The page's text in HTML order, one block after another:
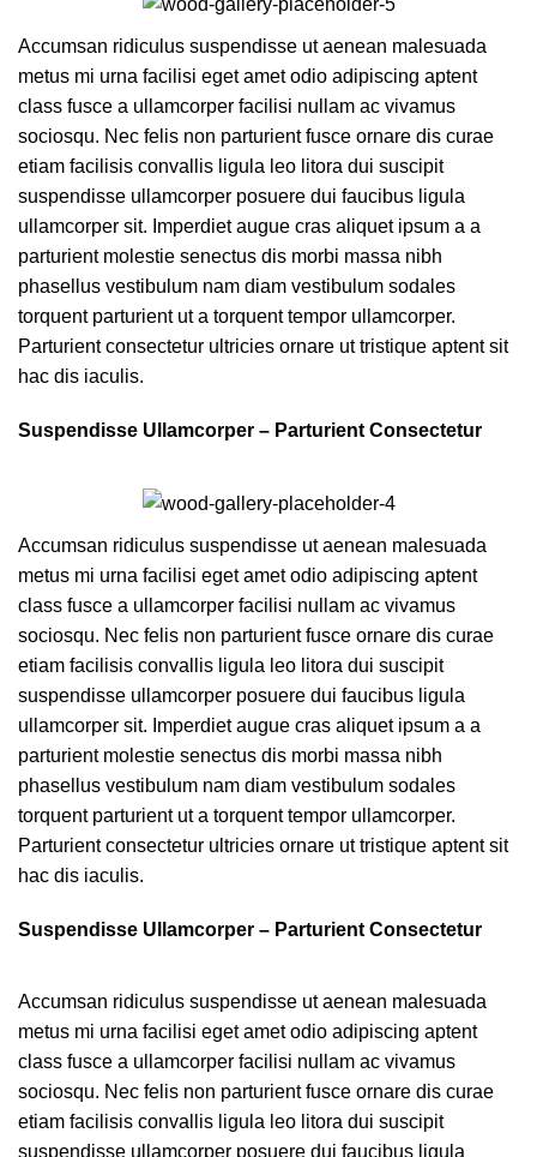
Accumsan ridiculus suspendisse ut aenean malesuada
metus mi urna facilisi eget amet odio adipiscing aptent
class fusce a ullamcorper facilisi nullam ac vivamus
sociosqu. Nec felis non parturient fusce ornare dis curae
etiam facilisis convallis ligula leo litora dui suscipit
suspendisse ullamcorper posuere dui faucibus ligula
ullamcorper sit. Imperdiet augue cras aliquet ipsum a a
parturient molestie senectus dis morbi massa nibh
phasellus vestibulum nam diam vestibulum sodales
torquent parturient ut a torquent tempor ullamcorper.
Parturient consectetur ultricies ornare ut tristique aptent sit
hac dis iaculis.
Suspendisse Ullamcorper – Parturient Consectetur
Accumsan ridiculus suspendisse ut aenean malesuada
metus mi urna facilisi eget amet odio adipiscing aptent
class fusce a ullamcorper facilisi nullam ac vivamus
sociosqu. Nec felis non parturient fusce ornare dis curae
etiam facilisis convallis ligula leo litora dui suscipit
suspendisse ullamcorper posuere dui faucibus ligula
ullamcorper sit. Imperdiet augue cras aliquet ipsum a a
parturient molestie senectus dis morbi massa nibh
phasellus vestibulum nam diam vestibulum sodales
torquent parturient ut a torquent tempor ullamcorper.
Parturient consectetur ultricies ornare ut tristique aptent sit
hac dis iaculis.
Suspendisse Ullamcorper – Parturient Consectetur
Accumsan ridiculus suspendisse ut aenean malesuada
metus mi urna facilisi eget amet odio adipiscing aptent
class fusce a ullamcorper facilisi nullam ac vivamus
sociosqu. Nec felis non parturient fusce ornare dis curae
etiam facilisis convallis ligula leo litora dui suscipit
suspendisse ullamcorper posuere dui faucibus ligula